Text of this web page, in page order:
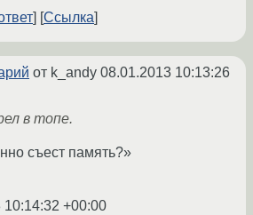
Ссылка
от k_andy 08.01.2013 10:13:26
в топе.
съест память?»
10:14:32 +00:00